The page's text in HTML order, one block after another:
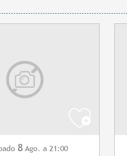
8 Ago. a 21:00